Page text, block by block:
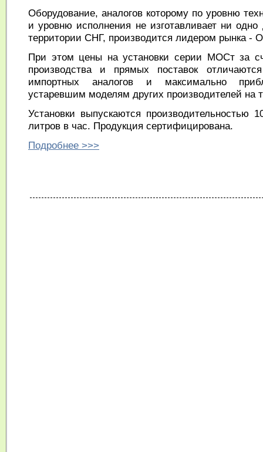
Оборудование, аналогов которому по уровню
и уровню исполнения не изготавливает ни одно
территории СНГ, производится лидером
При этом цены на установки серии МОСт за
производства и прямых поставок
импортных аналогов и максимально
устаревшим моделям других производителей на
Установки выпускаются производительностью
литров в час. Продукция сертифицирована.
Подробнее >>>